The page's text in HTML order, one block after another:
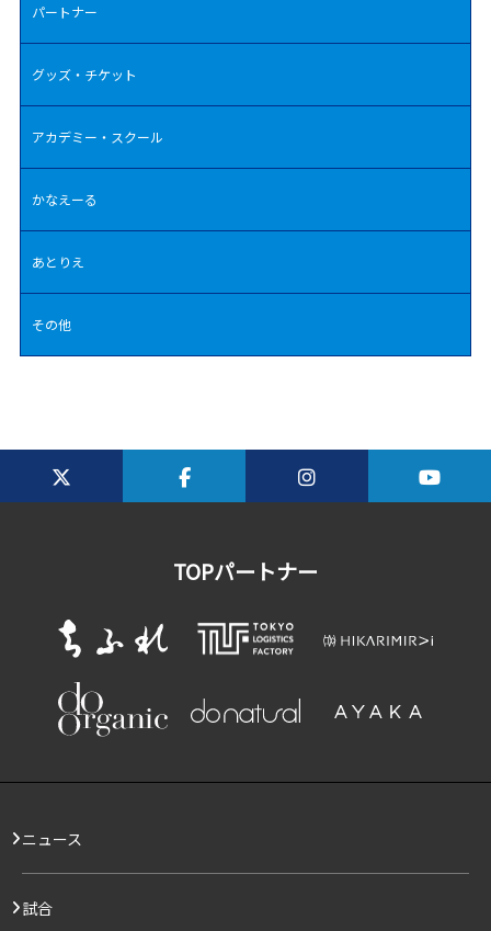
パートナー
グッズ・チケット
アカデミー・スクール
かなえーる
あとりえ
その他
TOPパートナー
ニュース
試合